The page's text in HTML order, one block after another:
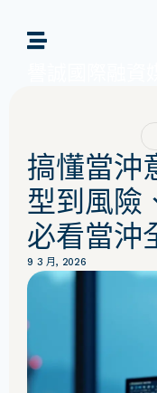
搞懂當沖
型到風險
必看當沖
9 3 月, 2026